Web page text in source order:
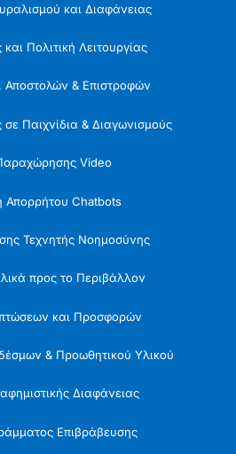
και Διαφάνειας
Πολιτική Λειτουργίας
& Επιστροφών
Παιχνίδια & Διαγωνισμούς
Video
Απορρήτου Chatbots
Τεχνητής Νοημοσύνης
προς το Περιβάλλον
και Προσφορών
& Προωθητικού Υλικού
Διαφάνειας
Επιβράβευσης